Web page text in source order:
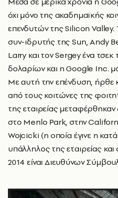
όχι μόνο της ακαδημαϊκής
επενδυτών της Silicon
συν-ιδρυτής της Sun, Andy
Larry και τον Sergey ένα τσεκ
δολαρίων και η Google Inc.
Με αυτή την επένδυση, ήρθε
από τους κοιτώνες της
της εταιρείας μεταφέρθηκαν
στο Menlo Park, στην
Wojcicki (η οποία έγινε η
υπάλληλος της εταιρείας
2014 είναι Διευθύνων